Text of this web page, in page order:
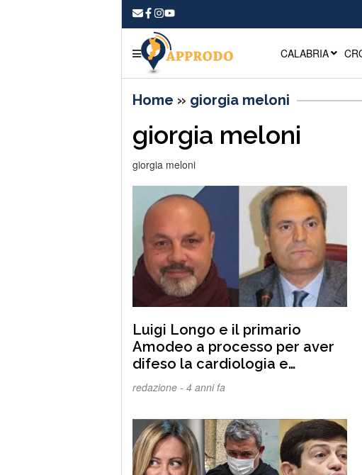
CALABRIA
Home » giorgia meloni
giorgia meloni
giorgia meloni
Luigi Longo e il primario
Amodeo a processo per aver
difeso la cardiologia e
l’ospedale di Polistena.
va giù. Scaffidi chiede da 50 a
250 mila euro per aver osato
raccontare la verità
redazione - 4 anni fa